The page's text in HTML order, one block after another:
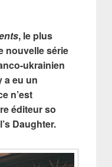
, le plus
nouvelle série
ukrainien
a eu un
n’est
éditeur so
Daughter.